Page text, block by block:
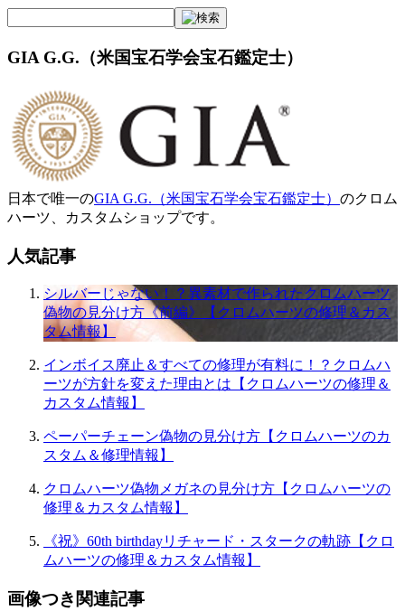
GIA G.G.（米国宝石学会宝石鑑定士）
日本で唯一のGIA G.G.（米国宝石学会宝石鑑定士） のクロム
ハーツ、カスタムショップです。
人気記事
シルバーじゃない！？異素材で作られたクロムハーツ
偽物の見分け方《前編》【クロムハーツの修理＆カス
タム情報】
インボイス廃止＆すべての修理が有料に！？クロムハ
ーツが方針を変えた理由とは【クロムハーツの修理＆
カスタム情報】
ペーパーチェーン偽物の見分け方【クロムハーツのカ
スタム＆修理情報】
クロムハーツ偽物メガネの見分け方【クロムハーツの
修理＆カスタム情報】
《祝》60th birthdayリチャード・スタークの軌跡【クロ
ムハーツの修理＆カスタム情報】
画像つき関連記事